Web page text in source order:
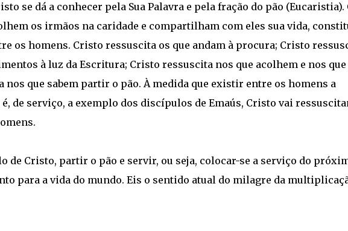
se dá a conhecer pela Sua Palavra e pela fração do pão (Eucaristia).
os irmãos na caridade e compartilham com eles sua vida,
os homens. Cristo ressuscita os que andam à procura; Cristo
à luz da Escritura; Cristo ressuscita nos que acolhem e nos que
nos que sabem partir o pão. À medida que existir entre os homens a
de serviço, a exemplo dos discípulos de Emaús, Cristo vai
de Cristo, partir o pão e servir, ou seja, colocar-se a serviço do
para a vida do mundo. Eis o sentido atual do milagre da